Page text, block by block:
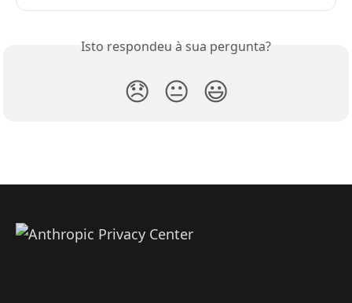
Isto respondeu à sua pergunta?
😞 😐 😃